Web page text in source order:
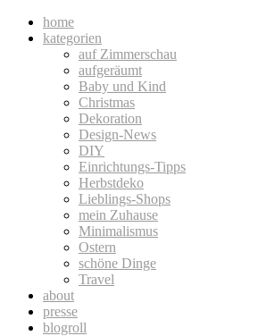
home
kategorien
auf Zimmerschau
aufgeräumt
Baby und Kind
Christmas
Dekoration
Design-News
DIY
Einrichtungs-Tipps
Herbstdeko
Lieblings-Shops
mein Zuhause
Minimalismus
Ostern
schöne Dinge
Travel
about
presse
blogroll